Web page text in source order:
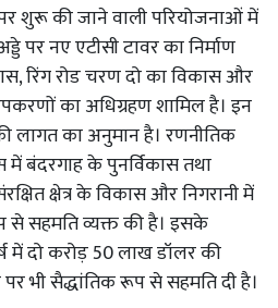
की जाने वाली परियोजनाओं में
पर नए एटीसी टावर का निर्माण
रिंग रोड चरण दो का विकास और
का अधिग्रहण शामिल है। इन
लागत का अनुमान है। रणनीतिक
में बंदरगाह के पुनर्विकास तथा
क्षेत्र के विकास और निगरानी में
से सहमति व्यक्त की है। इसके
में दो करोड़ 50 लाख डॉलर की
भी सैद्धांतिक रूप से सहमति दी है।